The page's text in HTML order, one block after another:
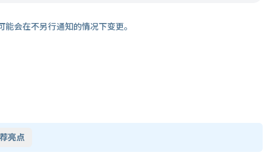
会在不另行通知的情况下变更。
亮点